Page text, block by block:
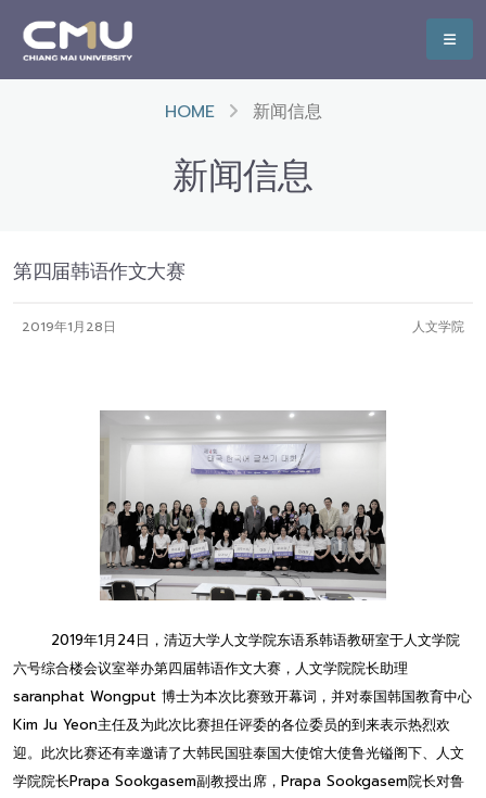
HOME 新闻信息
新闻信息
第四届韩语作文大赛
2019年1月28日 人文学院
2019年1月24日，清迈大学人文学院东语系韩语教研室于人文学院
六号综合楼会议室举办第四届韩语作文大赛，人文学院院长助理
saranphat Wongput 博士为本次比赛致开幕词，并对泰国韩国教育中心
Kim Ju Yeon主任及为此次比赛担任评委的各位委员的到来表示热烈欢
迎。此次比赛还有幸邀请了大韩民国驻泰国大使馆大使鲁光镒阁下、人文
学院院长Prapa Sookgasem副教授出席，Prapa Sookgasem院长对鲁